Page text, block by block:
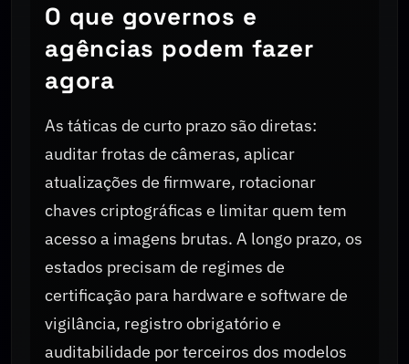
O que governos e
agências podem fazer
agora
As táticas de curto prazo são diretas:
auditar frotas de câmeras, aplicar
atualizações de firmware, rotacionar
chaves criptográficas e limitar quem tem
acesso a imagens brutas. A longo prazo, os
estados precisam de regimes de
certificação para hardware e software de
vigilância, registro obrigatório e
auditabilidade por terceiros dos modelos